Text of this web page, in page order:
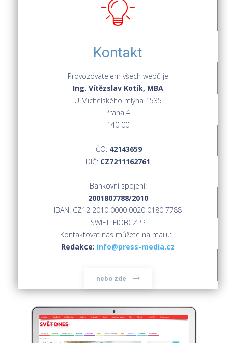
Kontakt
Provozovatelem všech webů je
Ing. Vítězslav Kotík, MBA
U Michelského mlýna 1535
Praha 4
140 00
IČO: 42143659
DIČ: CZ7211162761
Bankovní spojení:
2001807788/2010
IBAN: CZ12 2010 0000 0020 0180 7788
SWIFT: FIOBCZPP
Kontaktovat nás můžete na mailu:
Redakce: info@press-media.cz
nebo zde